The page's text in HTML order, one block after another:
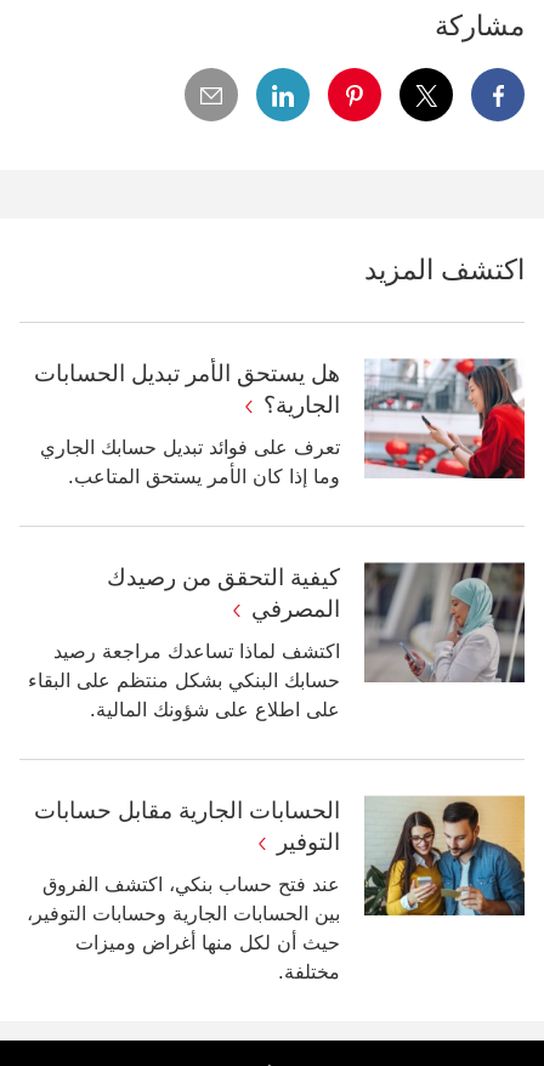
مشاركة
facebook سيتم فتح هذا الرابط في نافذة جديدة
x سيتم فتح هذا الرابط في نافذة جديدة pinterest سيتم فتح هذا الرابط في نافذة جديدةlinkedin سيتم فتح هذا الرابط في نافذة جديدة email
اكتشف المزيد
هل يستحق الأمر تبديل الحسابات
الجارية؟
تعرف على فوائد تبديل حسابك الجاري
وما إذا كان الأمر يستحق المتاعب.
كيفية التحقق من رصيدك
المصرفي
اكتشف لماذا تساعدك مراجعة رصيد
حسابك البنكي بشكل منتظم على البقاء
على اطلاع على شؤونك المالية.
الحسابات الجارية مقابل حسابات
التوفير
عند فتح حساب بنكي، اكتشف الفروق
بين الحسابات الجارية وحسابات التوفير،
حيث أن لكل منها أغراض وميزات
مختلفة.